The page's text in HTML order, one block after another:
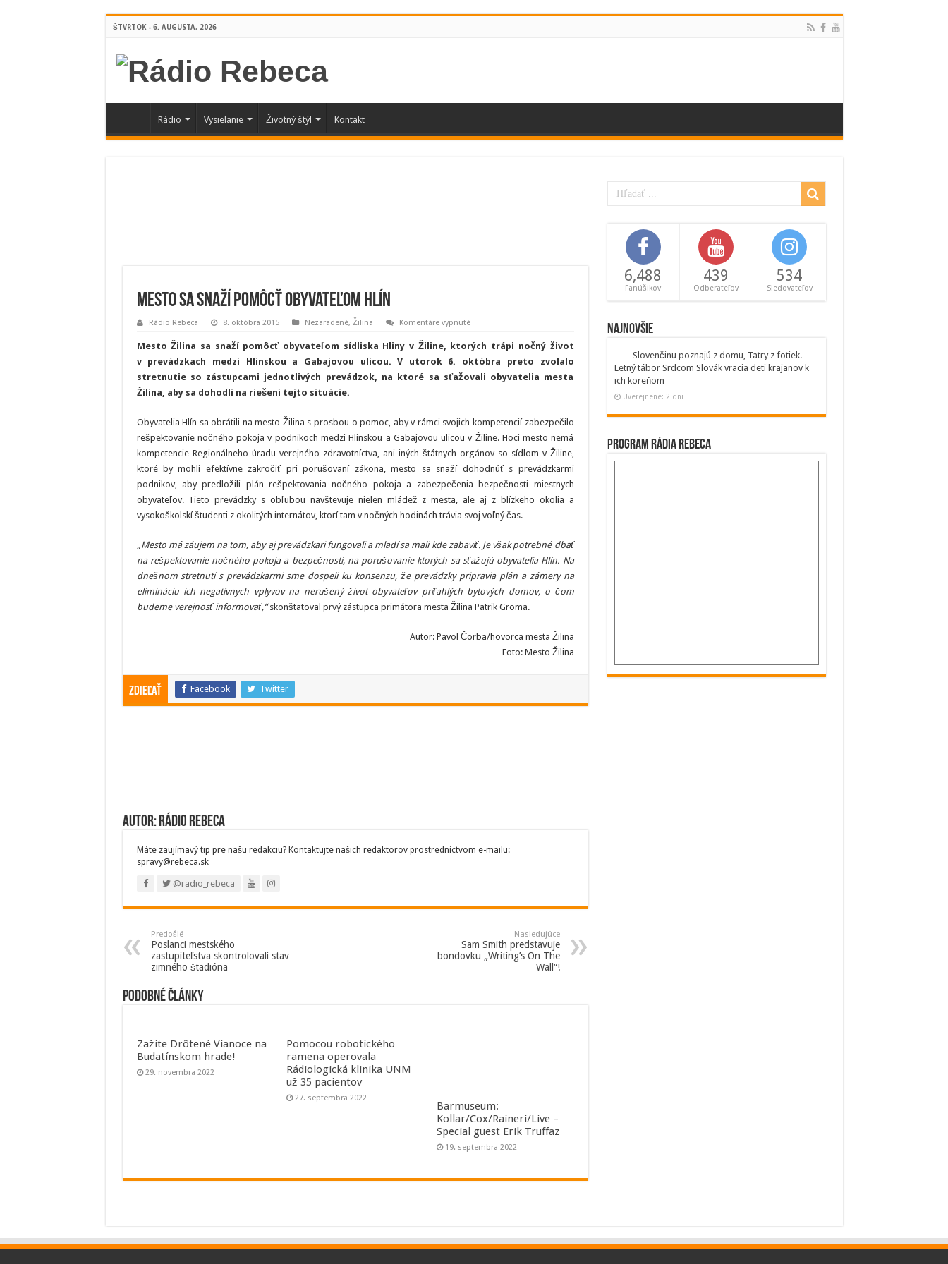
ŠTVRTOK - 6. AUGUSTA, 2026
Rádio Vysielanie Životný štýl Kontakt
Mesto sa snaží pomôcť obyvateľom Hlín
Rádio Rebeca 8. októbra 2015 Nezaradené, Žilina Komentáre vypnuténa
sa
snaží
pomôcť
obyvateľom
Hlín
Mesto Žilina sa snaží pomôcť obyvateľom sídliska Hliny v Žiline, ktorých trápi nočný život
v prevádzkach medzi Hlinskou a Gabajovou ulicou. V utorok 6. októbra preto zvolalo
stretnutie so zástupcami jednotlivých prevádzok, na ktoré sa sťažovali obyvatelia mesta
Žilina, aby sa dohodli na riešení tejto situácie.
Obyvatelia Hlín sa obrátili na mesto Žilina s prosbou o pomoc, aby v rámci svojich kompetencií zabezpečilo
rešpektovanie nočného pokoja v podnikoch medzi Hlinskou a Gabajovou ulicou v Žiline. Hoci mesto nemá
kompetencie Regionálneho úradu verejného zdravotníctva, ani iných štátnych orgánov so sídlom v Žiline,
ktoré by mohli efektívne zakročiť pri porušovaní zákona, mesto sa snaží dohodnúť s prevádzkarmi
podnikov, aby predložili plán rešpektovania nočného pokoja a zabezpečenia bezpečnosti miestnych
obyvateľov. Tieto prevádzky s obľubou navštevuje nielen mládež z mesta, ale aj z blízkeho okolia a
vysokoškolskí študenti z okolitých internátov, ktorí tam v nočných hodinách trávia svoj voľný čas.
„Mesto má záujem na tom, aby aj prevádzkari fungovali a mladí sa mali kde zabaviť. Je však potrebné dbať
na rešpektovanie nočného pokoja a bezpečnosti, na porušovanie ktorých sa sťažujú obyvatelia Hlín. Na
dnešnom stretnutí s prevádzkarmi sme dospeli ku konsenzu, že prevádzky pripravia plán a zámery na
elimináciu ich negatívnych vplyvov na nerušený život obyvateľov priľahlých bytových domov, o čom
budeme verejnosť informovať,“skonštatoval prvý zástupca primátora mesta Žilina Patrik Groma.
Autor: Pavol Čorba/hovorca mesta Žilina
Foto: Mesto Žilina
Zdieľať Facebook Twitter
Autor: Rádio Rebeca
Máte zaujímavý tip pre našu redakciu? Kontaktujte našich redaktorov prostredníctvom e-mailu:
spravy@rebeca.sk
@radio_rebeca
Predošlé
Poslanci mestského
zastupiteľstva skontrolovali stav
zimného štadióna
Nasledujúce
Sam Smith predstavuje
bondovku „Writing’s On The
Wall“!
Podobné články
Zažite Drôtené Vianoce na
Budatínskom hrade!
29. novembra 2022
Pomocou robotického
ramena operovala
Rádiologická klinika UNM
už 35 pacientov
27. septembra 2022
Barmuseum:
Kollar/Cox/Raineri/Live –
Special guest Erik Truffaz
19. septembra 2022
6,488
Fanúšikov
439
Odberateľov
534
Sledovateľov
Najnovšie
Slovenčinu poznajú z domu, Tatry z fotiek.
Letný tábor Srdcom Slovák vracia deti krajanov k
ich koreňom
Uverejnené: 2 dni
Program Rádia Rebeca